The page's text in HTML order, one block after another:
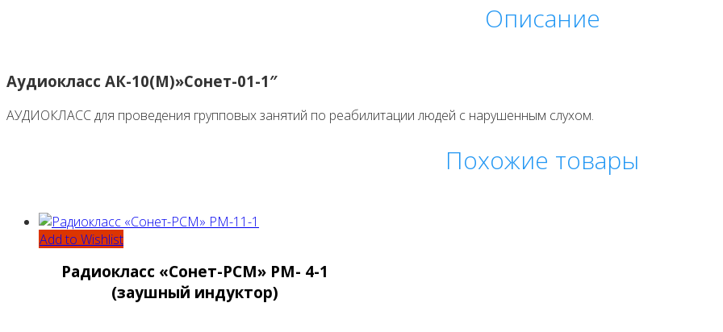
Описание
Аудиокласс АК-10(М)»Сонет-01-1″
АУДИОКЛАСС для проведения групповых занятий по реабилитации людей с нарушенным слухом.
Похожие товары
Add to Wishlist
Радиокласс «Сонет-РСМ» РМ- 4-1
(заушный индуктор)